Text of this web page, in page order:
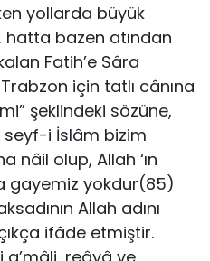
yollarda büyük
hatta bazen atından
Fatih’e Sâra
için tatlı cânına
şeklindeki sözüne,
seyf-i İslâm bizim
nâil olup, Allah ‘ın
gayemiz yokdur(85)
Allah adını
ifâde etmiştir.